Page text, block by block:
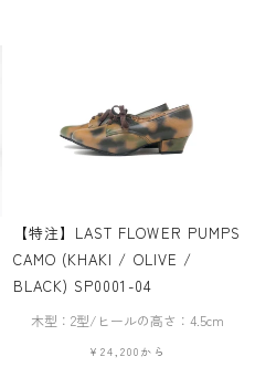
【特注】LAST FLOWER PUMPS
CAMO (KHAKI / OLIVE /
BLACK) SP0001-04
木型：2型/ヒールの高さ：4.5cm
¥24,200から